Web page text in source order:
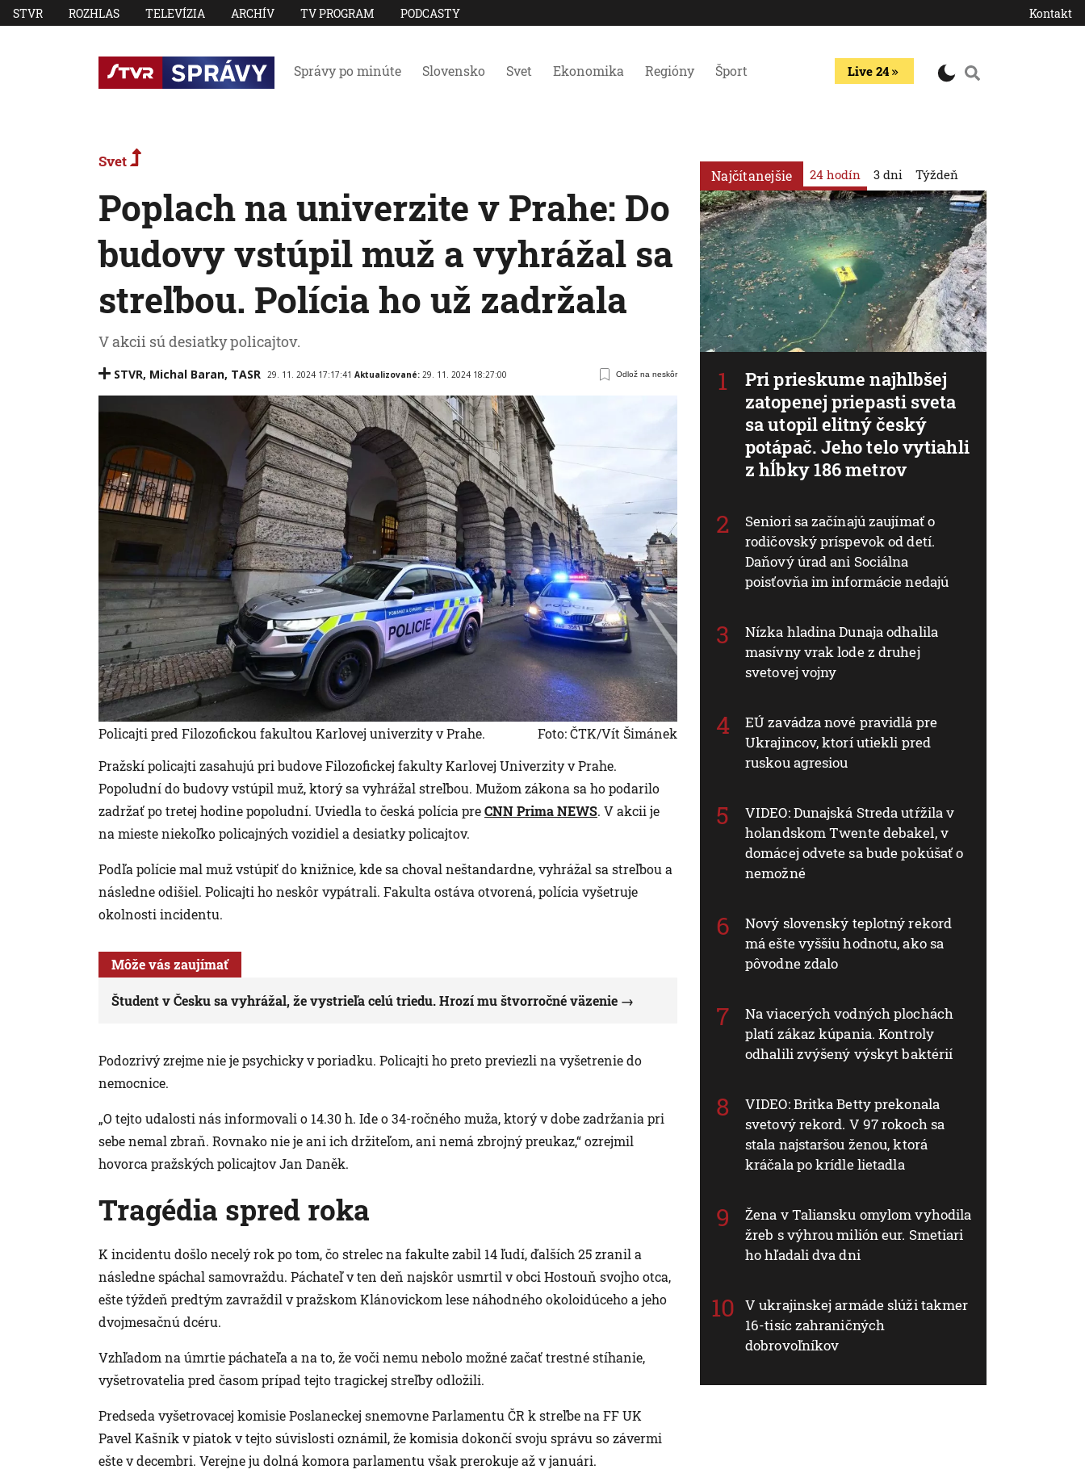
STVR ROZHLAS TELEVÍZIA ARCHÍV TV PROGRAM PODCASTY Kontakt
Správy po minúte Slovensko Svet Ekonomika Regióny Šport Live 24
Svet
Poplach na univerzite v Prahe: Do
budovy vstúpil muž a vyhrážal sa
streľbou. Polícia ho už zadržala
V akcii sú desiatky policajtov.
STVR, Michal Baran, TASR 29. 11. 2024 17:17:41 Aktualizované: 29. 11. 2024 18:27:00 Odlož na neskôr
Policajti pred Filozofickou fakultou Karlovej univerzity v Prahe.
Foto: ČTK/Vít Šimánek
Pražskí policajti zasahujú pri budove Filozofickej fakulty Karlovej Univerzity v Prahe.
Popoludní do budovy vstúpil muž, ktorý sa vyhrážal streľbou. Mužom zákona sa ho podarilo
zadržať po tretej hodine popoludní. Uviedla to česká polícia preCNN Prima NEWS. V akcii je
na mieste niekoľko policajných vozidiel a desiatky policajtov.
Podľa polície mal muž vstúpiť do knižnice, kde sa choval neštandardne, vyhrážal sa streľbou a
následne odišiel. Policajti ho neskôr vypátrali. Fakulta ostáva otvorená, polícia vyšetruje
okolnosti incidentu.
Môže vás zaujímať
Študent v Česku sa vyhrážal, že vystrieľa celú triedu. Hrozí mu štvorročné väzenie
Podozrivý zrejme nie je psychicky v poriadku. Policajti ho preto previezli na vyšetrenie do
nemocnice.
„O tejto udalosti nás informovali o 14.30 h. Ide o 34-ročného muža, ktorý v dobe zadržania pri
sebe nemal zbraň. Rovnako nie je ani ich držiteľom, ani nemá zbrojný preukaz,“ ozrejmil
hovorca pražských policajtov Jan Daněk.
Tragédia spred roka
K incidentu došlo necelý rok po tom, čo strelec na fakulte zabil 14 ľudí, ďalších 25 zranil a
následne spáchal samovraždu. Páchateľ v ten deň najskôr usmrtil v obci Hostouň svojho otca,
ešte týždeň predtým zavraždil v pražskom Klánovickom lese náhodného okoloidúceho a jeho
dvojmesačnú dcéru.
Vzhľadom na úmrtie páchateľa a na to, že voči nemu nebolo možné začať trestné stíhanie,
vyšetrovatelia pred časom prípad tejto tragickej streľby odložili.
Predseda vyšetrovacej komisie Poslaneckej snemovne Parlamentu ČR k streľbe na FF UK
Pavel Kašník v piatok v tejto súvislosti oznámil, že komisia dokončí svoju správu so závermi
ešte v decembri. Verejne ju dolná komora parlamentu však prerokuje až v januári.
Najčítanejšie 24 hodín
Pri prieskume najhlbšej
zatopenej priepasti sveta
sa utopil elitný český
potápač. Jeho telo vytiahli
z hĺbky 186 metrov
Seniori sa začínajú zaujímať o
rodičovský príspevok od detí.
Daňový úrad ani Sociálna
poisťovňa im informácie nedajú
Nízka hladina Dunaja odhalila
masívny vrak lode z druhej
svetovej vojny
EÚ zavádza nové pravidlá pre
Ukrajincov, ktorí utiekli pred
ruskou agresiou
VIDEO: Dunajská Streda utŕžila v
holandskom Twente debakel, v
domácej odvete sa bude pokúšať o
nemožné
Nový slovenský teplotný rekord
má ešte vyššiu hodnotu, ako sa
pôvodne zdalo
Na viacerých vodných plochách
platí zákaz kúpania. Kontroly
odhalili zvýšený výskyt baktérií
VIDEO: Britka Betty prekonala
svetový rekord. V 97 rokoch sa
stala najstaršou ženou, ktorá
kráčala po krídle lietadla
Žena v Taliansku omylom vyhodila
žreb s výhrou milión eur. Smetiari
ho hľadali dva dni
V ukrajinskej armáde slúži takmer
16-tisíc zahraničných
dobrovoľníkov
3 dni Týždeň